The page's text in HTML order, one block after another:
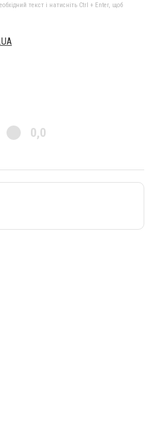
текст і натисніть Ctrl + Enter, щоб
0,0